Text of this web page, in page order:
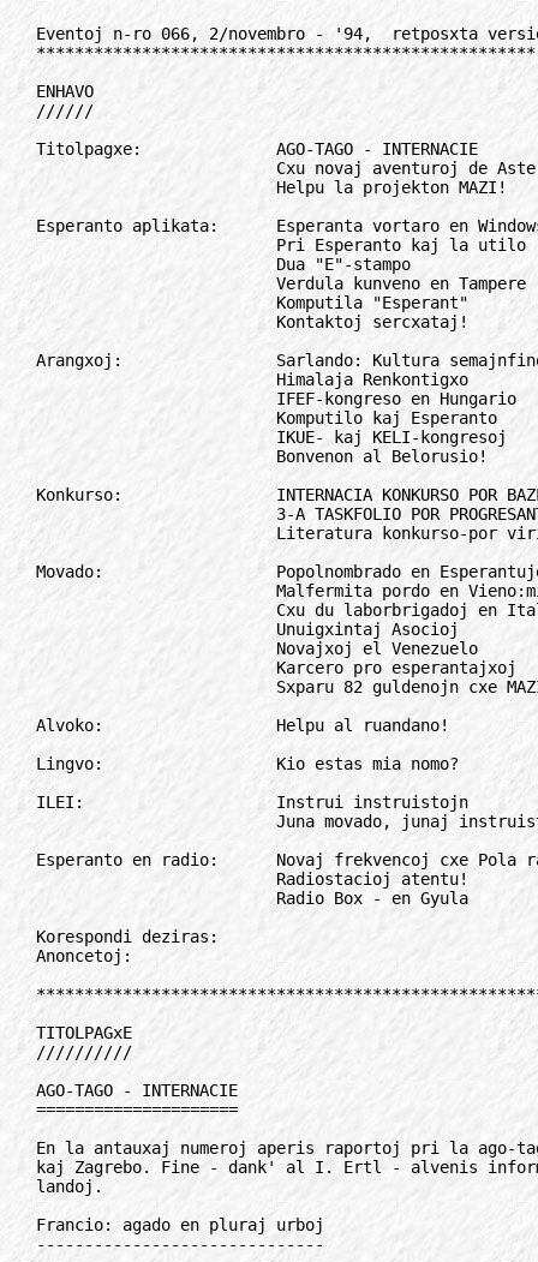
Eventoj n-ro 066, 2/novembro - '94,  retposxta versio
****************************************************

ENHAVO
//////

Titolpagxe:              AGO-TAGO - INTERNACIE
                         Cxu novaj aventuroj de Asteriks?
                         Helpu la projekton MAZI!

Esperanto aplikata:      Esperanta vortaro en Windows
                         Pri Esperanto kaj la utilo
                         Dua "E"-stampo
                         Verdula kunveno en Tampere
                         Komputila "Esperant"
                         Kontaktoj sercxataj!

Arangxoj:                Sarlando: Kultura semajnfino
                         Himalaja Renkontigxo
                         IFEF-kongreso en Hungario
                         Komputilo kaj Esperanto
                         IKUE- kaj KELI-kongresoj
                         Bonvenon al Belorusio!

Konkurso:                INTERNACIA KONKURSO POR BAZLERNEJANOJ
                         3-A TASKFOLIO POR PROGRESANTOJ
                         Literatura konkurso-por virinoj

Movado:                  Popolnombrado en Esperantujo (5)
                         Malfermita pordo en Vieno:mil vizitantoj
                         Cxu du laborbrigadoj en Italio?
                         Unuigxintaj Asocioj
                         Novajxoj el Venezuelo
                         Karcero pro esperantajxoj
                         Sxparu 82 guldenojn cxe MAZI!

Alvoko:                  Helpu al ruandano!

Lingvo:                  Kio estas mia nomo?

ILEI:                    Instrui instruistojn
                         Juna movado, junaj instruistoj...

Esperanto en radio:      Novaj frekvencoj cxe Pola radio!
                         Radiostacioj atentu!
                         Radio Box - en Gyula

Korespondi deziras:
Anoncetoj:

*************************************************************************

TITOLPAGxE
//////////

AGO-TAGO - INTERNACIE
=====================

En la antauxaj numeroj aperis raportoj pri la ago-tagaj eventoj en Tuluzo
kaj Zagrebo. Fine - dank' al I. Ertl - alvenis informoj ankaux pri aliaj
landoj.

Francio: agado en pluraj urboj
------------------------------

En Francio en pluraj lokoj estis organizitaj ekspozicioj, budoj, stagxoj.
Jen konciza resumo:

- Cxe televido, mallonge antauxe, aperis cxe Canal Plus bonega elsendo
   pri Esperanto.
- En Boulogne-sur-Mer: prezento de Esperanto per videokasedo en la
  kastelo.
- En Toulose: informado pri Esperanto sur la cxefa placo (Vd. Eventoj
  64).
- En v. Ranguevauoc: ekspozicio pri E-o, kun diversaj aktivajxoj dum tuta
posttagmezo - jen oni montris filmojn, diapozitivojn pri vojagxo cxirkaux
la mondo dank' al Esperanto, jen oni rakontis fabelojn al infanoj (kun
facilaj historioj), jen oni faris provlecionon de E-o. Granda sukceso -
entute 131 homoj venis, - kaj du jxurnalistoj.

* * *

Luksemburgio: Intervjuo en RTL
------------------------------
Unuan fojon Luksemburga Esperanto-Asocio partoprenis la Esperanto-Tagon.
Cxar la celo estis paroligi pri ni en la informperiodajxoj, ni decidis
organizi gazetaran konferencon en nia klubejo. Tiucele invito estis
sendita al cxiuj gazetoj, radioj, televidoj de la lando (cx. 40). Cxefa
rezulto estis, ke venis 3 raportistoj (plus invito por intervjuo cxe
radioelsendo en alia tago). En la plej disvastigata gazeto "Luxemburger
Work" aperis tute favora artikolo pri Esperanto precize la 8-an de
oktobro.

En la cxefa radiostacio RTL kelkminuta intervjuo estis emanigata la 10-an
de oktobro en la tagmezaj novajxoj.

La rezultoj estis pozitivaj - jam venis petoj por lerni Esperanton.

laux C. Nourmont 

* * *

Finnlando: informvideo
----------------------

Esperanto-Societo en Turku arangxis Ago-Tagon la 9-an de oktobro,
samtempe kun gxia monatkunveno. La loko estis malnova urbodomo en la
kultura centro de la urbo. Al loka gazetaro kaj radiostacioj la societo
sendis informon fakse.

La kunveno komencigxis per unua publika prezento de nova finnlingva
informvideo, farita de la societa laborgrupo. La video rakontis
multflanke pri Esperanto kaj bazigxas parte sur materialoj de R.
Dobrzynski.

Krome, la publiko vidis videon kaj diapozitivojn pri Infana E-Semajno en
Kemio, pri Nordia Forumo en Turku, pri la 79-a UK en Seulo.
Entute 23 personoj cxeestis la kunvenon, el ili 4 komencantoj. Almenaux
du lokaj radiostacioj menciis la arangxon kaj unu el ili intervjuis la
societan prezidanton.

laux Tiina Oittinen, prez.

* * *

Argentino: ekspozicio
---------------------

En la sidejo de la loka grupo "Esperanta Klubo de Venado Tuerto" omagxe
al la Rajto de la Internacia Komunikado, okazis inauxguro de ekspozicio
de revuoj, bultenoj kaj jxurnalaj publikajxoj naciaj kaj internaciaj en
Esperanto;

Prezentado de video-kurso por hispanparolantoj, verkita kaj regxisorita
de Enrique Kohei.

Krome, estis planita por 22-a de oktobro en festa salono efektivigi
"Festivalon de la kanzono en Esperanto", kun partopreno de 5 gekantistoj,
interpretantaj nur popularajn kanzonojn tradukitajn en Esperanto. La
festivalo estas la 15-a en Argentino.

laux Enrique Kohei, red. de Argentina Esp-o

* * *

Britio: Posxtkartoj el 32 landoj
--------------------------------

Por la ago-tago en la publika biblioteko de Filtron, Bristol estis
preparita interesa propaganda ekspozicio el la posxtkartoj, senditaj al
brita esperantisto Frank Buckley. Enkadre de la ekspozicio estis
prezentita lia nova traduko pri "Negxulino", akompanita per jxusfarita,
digxite registritaj muziko kaj kantoj.

* * *

Hungario: Reago de ministro kaj pluraj parlamentanoj
----------------------------------------------------

En Hungario la cxi-jara ago-tago estis organizita de nova organiza teamo.
La partoprenon en la surstrataj aferoj "bojkotis" kaj dauxrigo de sur la
pagxo 1.

HEA- kaj HEJ-estraro (cxeestis nur la prez. de HEA), gxi estis maldigna
ankaux por aliaj budapesxtanoj, do la publikan agadon partoprenis nur cx.
40 personoj. En la fina kunveno estis akceptita alvoko, direktita al
Ministerio pri eksterlandaj aferoj, kio estis dissendita al multaj
sxtataj instancoj.

Pri la tagaj eventoj raportis pluraj landaj kaj cxefurbaj gazetoj, estis
radiointervjuita d-rino Ilona Koutny, - kaj pro la kampanjo esperantistoj
estis invititaj resp. menciitaj en pluraj postaj TV-elsendoj. La ago-
tagon partoprenis ankaux la TV-teamo de vesperaj novajxoj (unu el la plej
rigardataj programoj), sed pro la mizera nombro de cxeestantoj la 3-
minuta registrajxo fine ne estis elsendita...

Al la dissendita alvoko reagis pluraj parlamentanoj (preskaux cxiu
pozitive), inter ili ankaux la ministro pri edukado...

Rim. Al la evento eble ni revenos en iu posta numero. La red.

*************************************************************************

Cxu novaj aventuroj de Asteriks?
================================

Cxu vi auxdis pri la mondfamaj historiaj herooj: la ruza Asteriks kaj lia
fortega amiko Obeliks?

Plej versxajne jes, cxar Asteriks entuziasmigas cxiujn generaciojn de
legantoj en 42 landoj en tri kvaronoj de la mondo.

Pasis pli ol 20 jaroj post la apero de unua kaj gxis nun la sola titolo
de "Asteriks la gauxlo", sed estas ankoraux multaj aliaj aventuroj de tiu
konata heroo, kiu cxiam batalas kontraux bildstriaj romiaj legionaroj en
plena sercxo kaj sprito kaj humoro.

Nun, la kroatia eldonejo "Izvori" decidis eldoni plurajn titolojn de la
serio, lauxplane ecx 3 volumojn jare sur altkvalita papero, plastifigitaj
kovrilpagxoj, 48 belaj kvarkoloraj pagxoj, granda formato (29x17 cm).

La apero de la unua volumo "Asteriks, la gladiatoro" estas planita jam al
decembro 1994! Pri la distribuado zorgos Kroata E-Unuigxo.

M. B.

*************************************************************************

Helpu la projekton MAZI!
========================

Okaze de la lastaj aktualaj informoj pri la stato de projekto MAZI,
opiniante la projekton tre grava afero (propaganda ebleco), mi faras
alvokon al tiuj gesamideanoj, kiuj ne volas dormi, nek esti singarda aux
avara, sed estas pretaj agi kun spontanea aktiveco kiam gxi necesas. Kaj
nun necesas!

Gesamideanoj!

Ni senprokraste ekagu, ke la projekto MAZI efektivigxu!
Informigxu, se vi ne estas gxustmezure informita. Vidu la numerojn de
Eventoj 48, 60-65 kaj Esperanto, oktobro/94.

Preparu pri la temo nacilingvan informilon (informajxon).

Sercxu kaj vizitu la lokon, kie oni vendas, distribuas aux pruntedonas
videokasedojn (libro- kaj videovendejoj, komercistoj, bibliotekoj ktp.)!
Donu informojn, lauxeble ankaux skribe, pri la projekto MAZI kaj proponu
persone la antauxmendojn.

Same en via cxirkauxajxo donu informojn pri la ebleco de antauxmendo.
Via inform- kaj varb-agado estos multe pli efika, se vi prunteprenos la
kopion de la unua parto de la filmo kaj prezentos gxin.
Elpensu ankoraux pli efikajn manierojn kaj agu!

Por la MAZI-projekto ni faru ne ago-tagon, sed ago-semajnojn! La sukceso
dependas ankaux de Vi!

Jozsef Dudas, Hungario

*************************************************************************

ESPERANTO APLIKATA
//////////////////

Esperanta vortaro en Windows
============================

Multaj demandas min lastatempe, kiam elektronika E-vortaro fine aperos.
Do, gxi alvenis kaj gxi dauxre evoluas.

Vortaro 3.0 estis kreita kiel speciala servo en la ankoraux nefinita
esperanta tekstoprilabora programo, Vortilo. La programon mi lancxis
antauxe, cxar gxi finpretigxis antaux la cxefa programo mem.

Vortaro funkcias surbaze de Windows 3.1, kun aldona disko por modifi
Windows 3.0 al la nivelo de 3.1. Post simpla instalado, granda verda
stelo bonvenigas la uzanton kaj gvidas sxlin al la simplaj kaj bone
organizitaj servoj Superrigardo kaj Lernolibro.

La kerno de la vortaro konsistas el vortareskaj pagxoj (unu vorto po unu
pagxo), kiuj inkluzivas pli da informoj ol kutime: aldone al la